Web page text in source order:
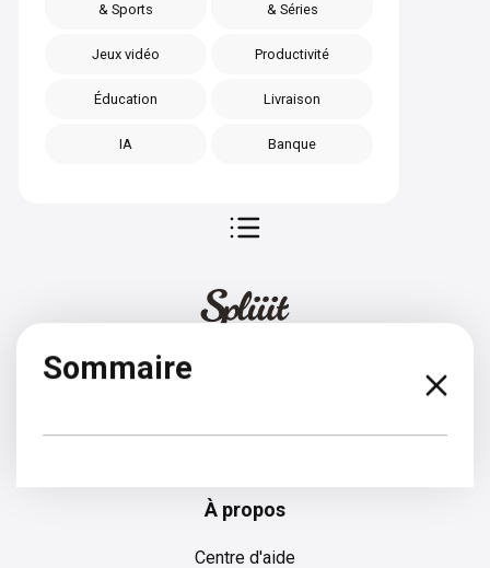
& Sports
& Séries
Jeux vidéo Productivité
Éducation Livraison
IA Banque
Sommaire
À propos
Centre d'aide